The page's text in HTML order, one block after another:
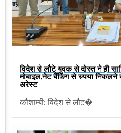
विदेश से लौटे युवक से दोस्त ने ही
मोबाइल,नेट बैंकिंग से रुपया निकलने
अरेस्ट
कौशाम्बी: विदेश से लौट�